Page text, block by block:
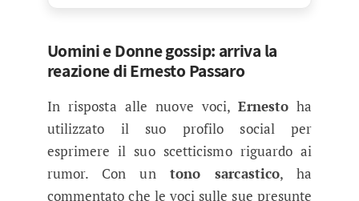
Uomini e Donne gossip: arriva la
reazione di Ernesto Passaro
In risposta alle nuove voci,Ernesto ha
utilizzato il suo profilo social per
esprimere il suo scetticismo riguardo ai
rumor. Con un tono sarcastico, ha
commentato che le voci sulle sue presunte